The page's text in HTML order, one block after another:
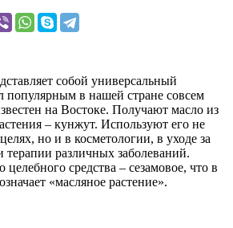
собой универсальный
популярным в нашей стране совсем
на Востоке. Получают масло из
– кунжут. Используют его не
но и в косметологии, в уходе за
терапии различных заболеваний.
целебного средства – сезамовое, что в
«масляное растение».